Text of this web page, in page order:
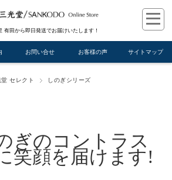
有田から即日発送でお届けいたします！
お問い合せ お客様の声 サイトマップ
セレクト しのぎシリーズ
ぎのコントラス
笑顔を届けます!